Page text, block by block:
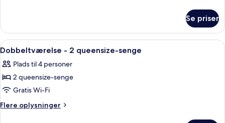
seng
-
queensize-
Se priser
Indlæs
alle
billeder
af
Dobbeltværelse
-
Et hotelværelse med to senge,
7
Dobbeltværelse - 2 queensize-senge
Plads til 4 personer
2 queensize-senge
Gratis Wi-Fi
Flere oplysninger
Flere